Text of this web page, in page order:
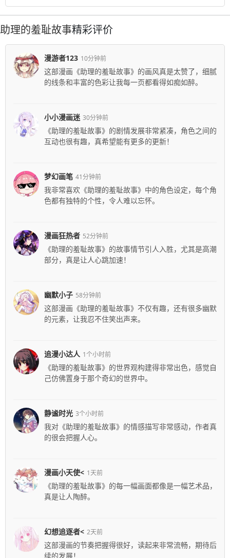
助理的羞耻故事精彩评价
漫游者123 10分钟前
这部漫画《助理的羞耻故事》的画风真是太赞了，细腻
的线条和丰富的色彩让我每一页都看得如痴如醉。
小小漫画迷 30分钟前
《助理的羞耻故事》的剧情发展非常紧凑，角色之间的
互动也很有趣，真希望能有更多的更新！
梦幻画笔 41分钟前
我非常喜欢《助理的羞耻故事》中的角色设定，每个角
色都有独特的个性，令人难以忘怀。
漫画狂热者 52分钟前
《助理的羞耻故事》的故事情节引人入胜，尤其是高潮
部分，真是让人心跳加速！
幽默小子 58分钟前
这部漫画《助理的羞耻故事》不仅有趣，还有很多幽默
的元素，让我忍不住笑出声来。
追漫小达人 1个小时前
《助理的羞耻故事》的世界观构建得非常出色，感觉自
己仿佛置身于那个奇幻的世界中。
静谧时光 3个小时前
我对《助理的羞耻故事》的情感描写非常感动，作者真
的很会把握人心。
漫画小天使< 1天前
《助理的羞耻故事》的每一幅画面都像是一幅艺术品，
真是让人陶醉。
幻想追逐者< 2天前
这部漫画的节奏把握得很好，读起来非常流畅，期待后
续的发展！